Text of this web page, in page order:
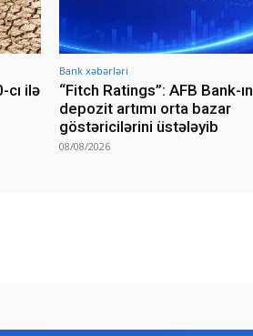
cı ilə
Bank xəbərləri
“Fitch Ratings”: AFB Bank-ın
depozit artımı orta bazar
göstəricilərini üstələyib
08/08/2026